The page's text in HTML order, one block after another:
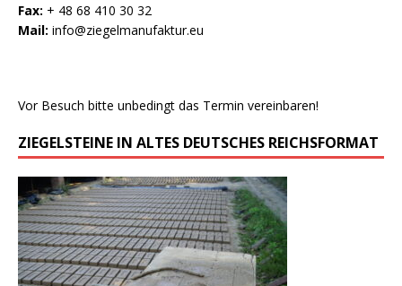
Fax: + 48 68 410 30 32
Mail: info@ziegelmanufaktur.eu
Vor Besuch bitte unbedingt das Termin vereinbaren!
ZIEGELSTEINE IN ALTES DEUTSCHES REICHSFORMAT